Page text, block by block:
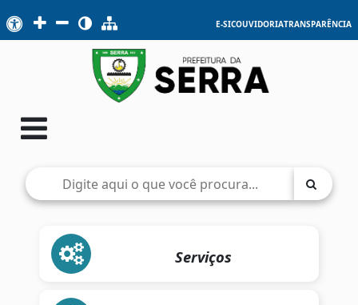
E-SICOUVIDORIATRANSPARÊNCIA
Serviços